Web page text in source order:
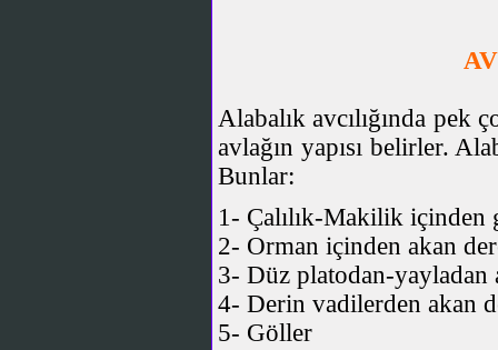
Alabalık avcılığında pek
avlağın yapısı belirler.
Bunlar:
1- Çalılık-Makilik içinden
2- Orman içinden akan
3- Düz platodan-yayladan
4- Derin vadilerden akan
5- Göller